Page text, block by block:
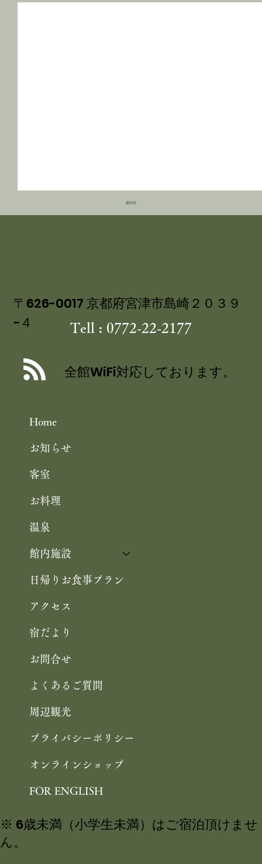
らえ 祇園祭を彩る 宮津産ヒオウギ
Home
お知らせ
客室
お料理
温泉
館内施設
日帰りお食事プラン
アクセス
宿だより
お問合せ
よくあるご質問
周辺観光
プライバシーポリシー
オンラインショップ
FOR ENGLISH
〒626-0017 京都府宮津市島崎２０３９
−４
Tell : 0772-22-2177
全館WiFi対応しております。
※ 6歳未満（小学生未満）はご宿泊頂けませ
ん。